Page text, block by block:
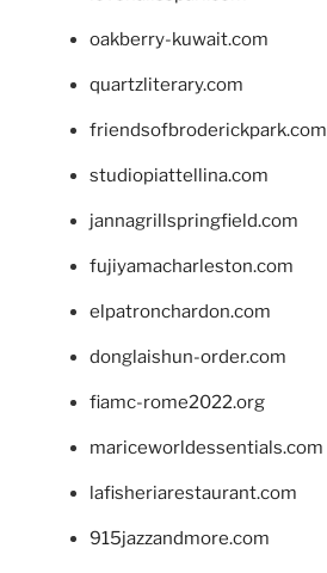
oakberry-kuwait.com
quartzliterary.com
friendsofbroderickpark.com
studiopiattellina.com
jannagrillspringfield.com
fujiyamacharleston.com
elpatronchardon.com
donglaishun-order.com
fiamc-rome2022.org
mariceworldessentials.com
lafisheriarestaurant.com
915jazzandmore.com